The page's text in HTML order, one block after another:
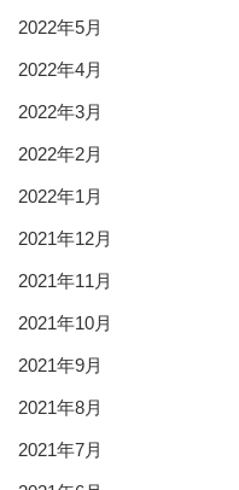
2022年5月
2022年4月
2022年3月
2022年2月
2022年1月
2021年12月
2021年11月
2021年10月
2021年9月
2021年8月
2021年7月